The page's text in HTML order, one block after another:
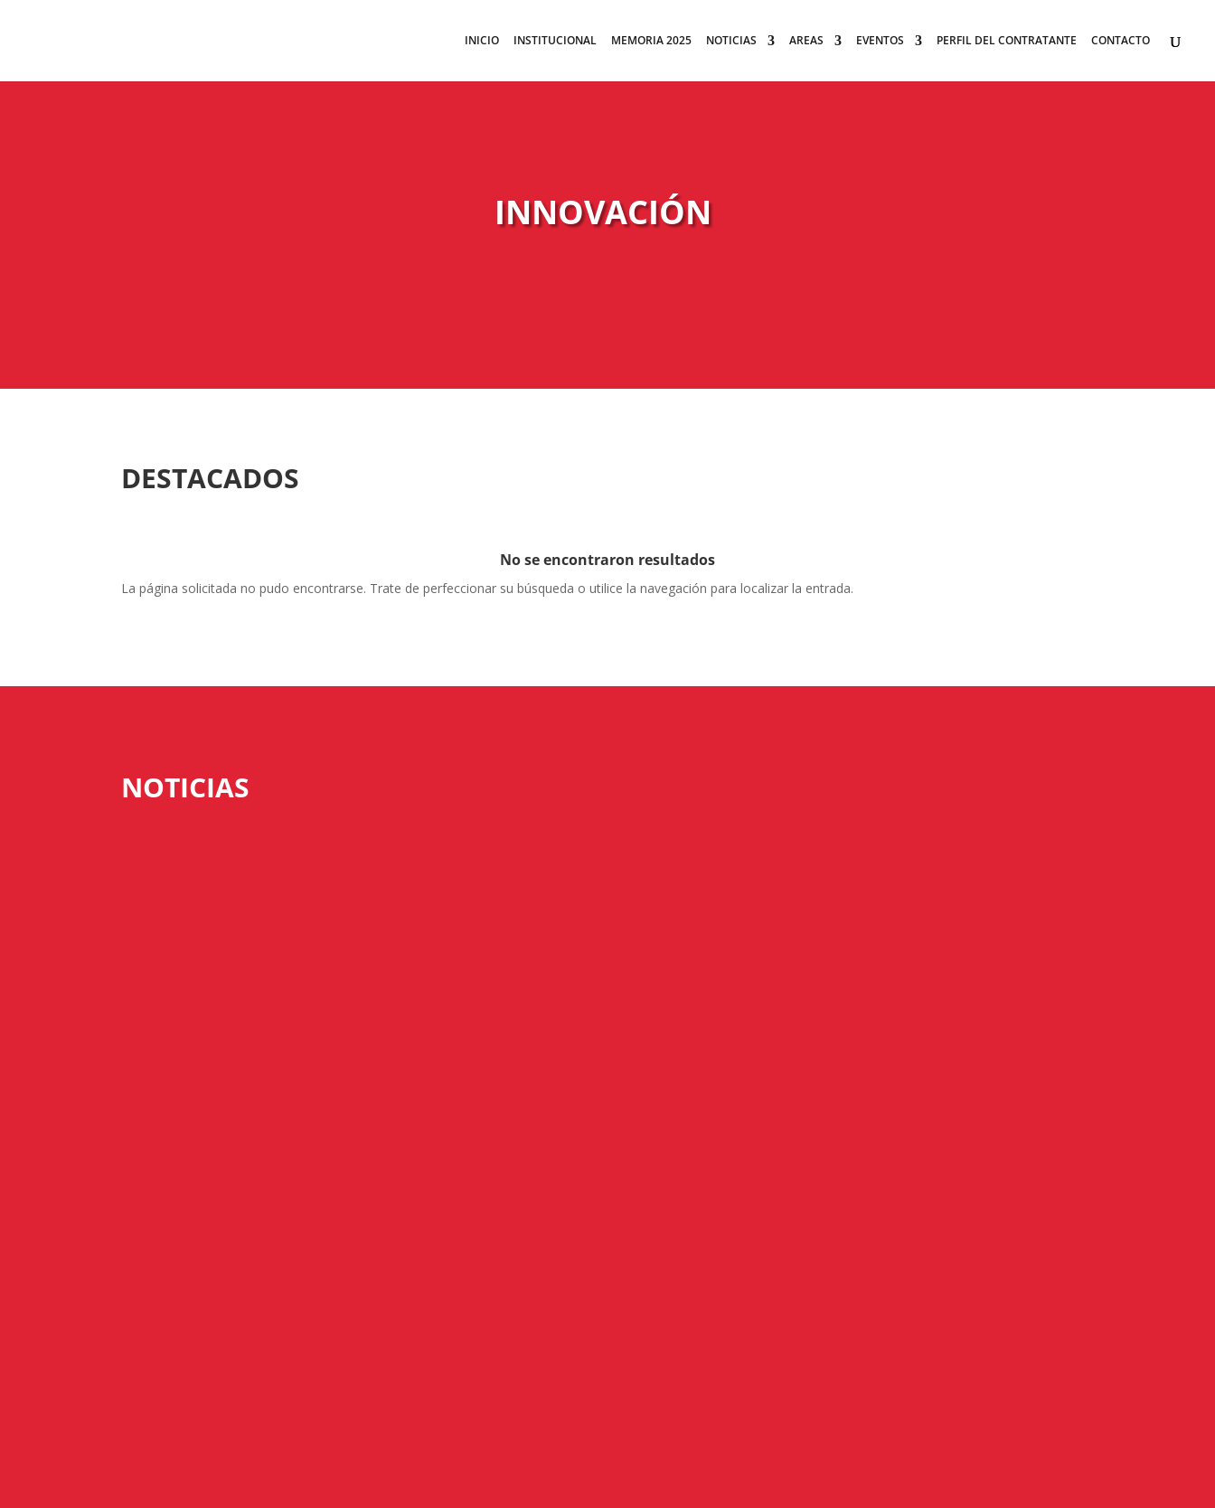
INICIO INSTITUCIONAL MEMORIA 2025 NOTICIAS AREAS EVENTOS PERFIL DEL CONTRATANTE CONTACTO
INNOVACIÓN
DESTACADOS
No se encontraron resultados
La página solicitada no pudo encontrarse. Trate de perfeccionar su búsqueda o utilice la navegación para localizar la entrada.
NOTICIAS